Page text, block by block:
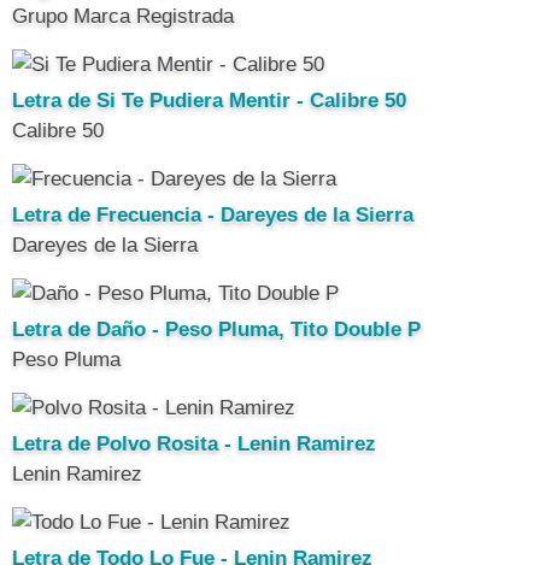
Grupo Marca Registrada
Letra de Si Te Pudiera Mentir - Calibre 50
Calibre 50
Letra de Frecuencia - Dareyes de la Sierra
Dareyes de la Sierra
Letra de Daño - Peso Pluma, Tito Double P
Peso Pluma
Letra de Polvo Rosita - Lenin Ramirez
Lenin Ramirez
Letra de Todo Lo Fue - Lenin Ramirez